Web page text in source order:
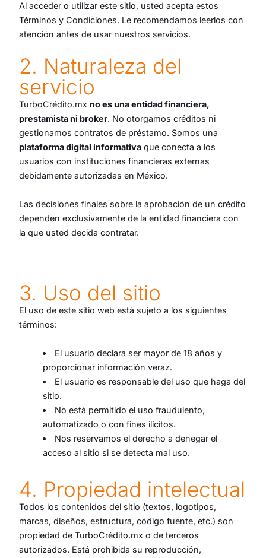
Al acceder o utilizar este sitio, usted acepta estos
Términos y Condiciones. Le recomendamos leerlos con
atención antes de usar nuestros servicios.
2. Naturaleza del
servicio
TurboCrédito.mx no es una entidad financiera,
prestamista ni broker. No otorgamos créditos ni
gestionamos contratos de préstamo. Somos una
plataforma digital informativa que conecta a los
usuarios con instituciones financieras externas
debidamente autorizadas en México.
Las decisiones finales sobre la aprobación de un crédito
dependen exclusivamente de la entidad financiera con
la que usted decida contratar.
3. Uso del sitio
El uso de este sitio web está sujeto a los siguientes
términos:
El usuario declara ser mayor de 18 años y
proporcionar información veraz.
El usuario es responsable del uso que haga del
sitio.
No está permitido el uso fraudulento,
automatizado o con fines ilícitos.
Nos reservamos el derecho a denegar el
acceso al sitio si se detecta mal uso.
4. Propiedad intelectual
Todos los contenidos del sitio (textos, logotipos,
marcas, diseños, estructura, código fuente, etc.) son
propiedad de TurboCrédito.mx o de terceros
autorizados. Está prohibida su reproducción,